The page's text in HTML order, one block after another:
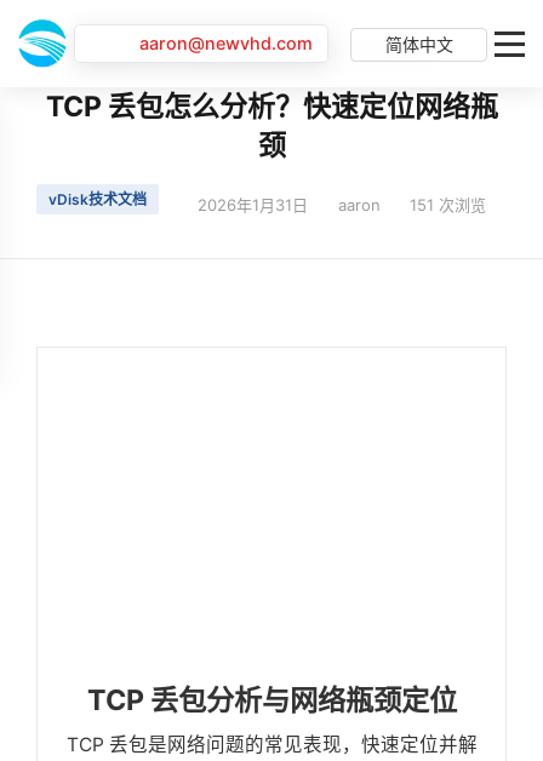
aaron@newvhd.com 简体中文
首页 最新动态 TCP 丢包怎么分析？快速定位网络瓶颈
TCP 丢包怎么分析？快速定位网络瓶
颈
vDisk技术文档 2026年1月31日 aaron 151 次浏览
TCP 丢包分析与网络瓶颈定位
TCP 丢包是网络问题的常见表现，快速定位并解